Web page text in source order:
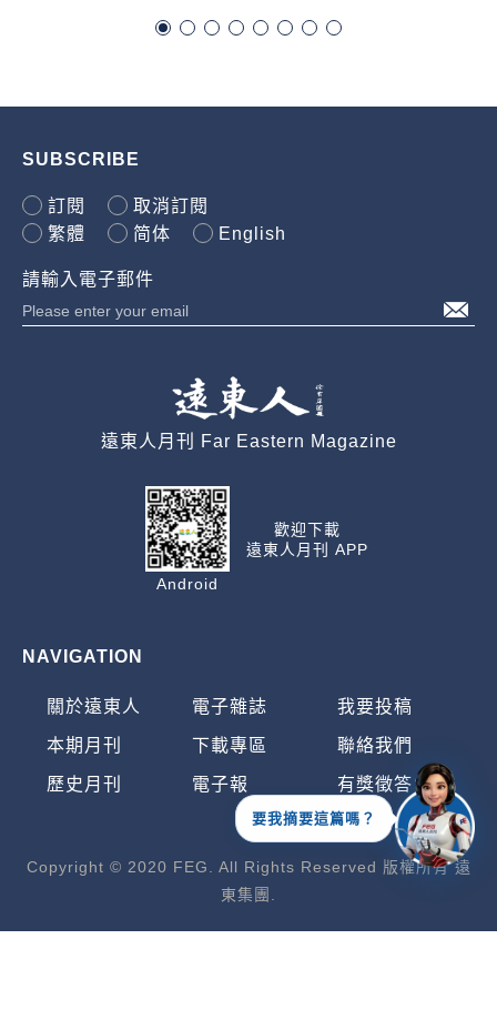
SUBSCRIBE
訂閱
取消訂閱
繁體
简体 English
請輸入電子郵件
遠東人月刊 Far Eastern Magazine
Android
歡迎下載
遠東人月刊 APP
NAVIGATION
關於遠東人 電子雜誌 我要投稿
本期月刊 下載專區 聯絡我們
歷史月刊 電子報 有獎徵答
Copyright © 2020 FEG. All Rights Reserved 版權所有 遠
東集團.
要我摘要這篇嗎？